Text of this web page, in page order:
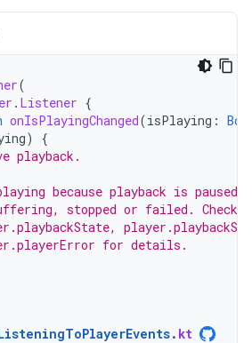
(
. Listener {
onIsPlayingChanged(isPlaying :
)
{
playback.
because playback is
stopped or failed. Check
for details.
. kt